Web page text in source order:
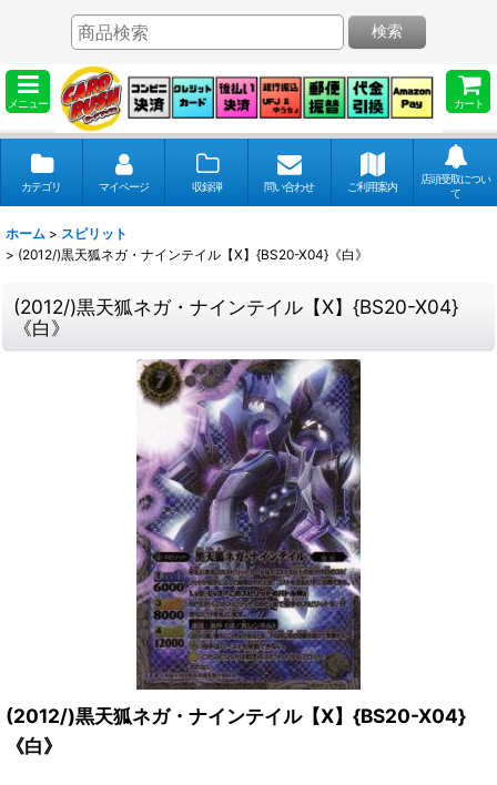
メニュー カート
検索
カテゴリ マイページ 収録弾 問い合わせ ご利用案内
店頭受取につい
て
ホーム > スピリット
> (2012/)黒天狐ネガ・ナインテイル【X】{BS20-X04}《白》
(2012/)黒天狐ネガ・ナインテイル【X】{BS20-X04}
《白》
(2012/)黒天狐ネガ・ナインテイル【X】{BS20-X04}
《白》